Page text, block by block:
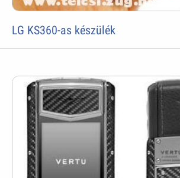
LG KS360-as készülék